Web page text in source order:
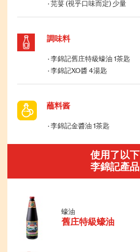
芫荽 (視乎口味而定) 少量
調味料
李錦記舊庄特級蠔油 1茶匙
李錦記XO醬 4湯匙
蘸料酱
李錦記金醬油 1茶匙
使用了以下
李錦記產品
蠔油
舊庄特級蠔油